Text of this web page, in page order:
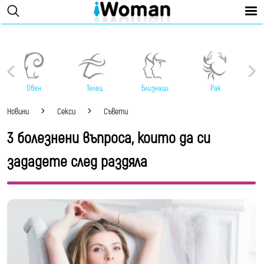
Овен Телец Близнаци Рак
Новини Секси Съвети
3 болезнени въпроса, които да си
зададете след раздяла